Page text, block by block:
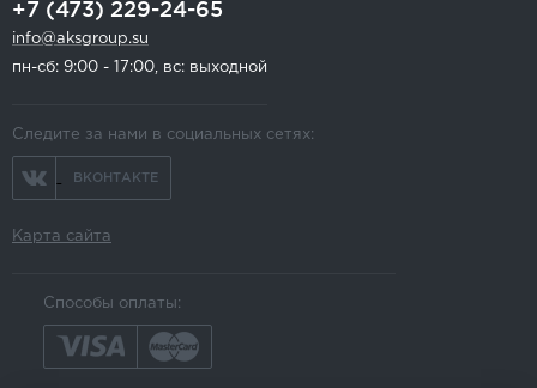
+7 (473) 229-24-65
info@aksgroup.su
пн-сб: 9:00 - 17:00, вс: выходной
Следите за нами в социальных сетях:
ВКОНТАКТЕ
Карта сайта
Способы оплаты: